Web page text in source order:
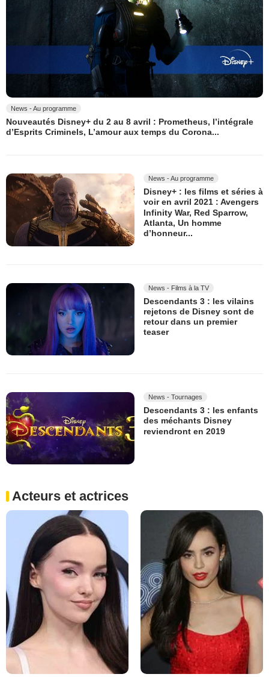
News - Au programme
Nouveautés Disney+ du 2 au 8 avril : Prometheus, l’intégrale
d’Esprits Criminels, L’amour aux temps du Corona...
News - Au programme
Disney+ : les films et séries à
voir en avril 2021 : Avengers
Infinity War, Red Sparrow,
Atlanta, Un homme
d’honneur...
News - Films à la TV
Descendants 3 : les vilains
rejetons de Disney sont de
retour dans un premier
teaser
News - Tournages
Descendants 3 : les enfants
des méchants Disney
reviendront en 2019
Acteurs et actrices